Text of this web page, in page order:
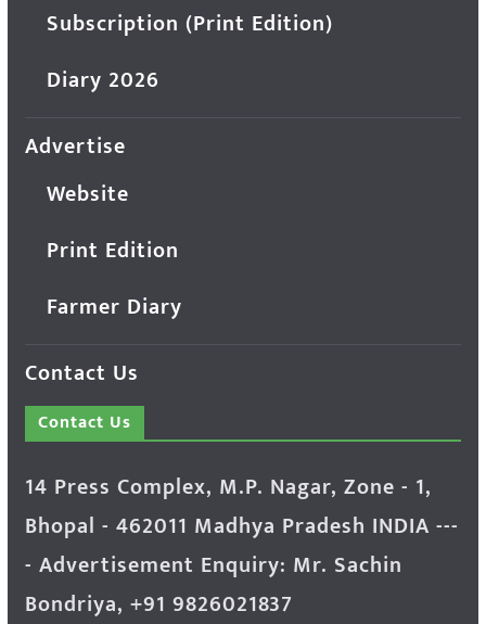
Subscription (Print Edition)
Diary 2026
Advertise
Website
Print Edition
Farmer Diary
Contact Us
Contact Us
14 Press Complex, M.P. Nagar, Zone - 1,
Bhopal - 462011 Madhya Pradesh INDIA ---
- Advertisement Enquiry: Mr. Sachin
Bondriya, +91 9826021837